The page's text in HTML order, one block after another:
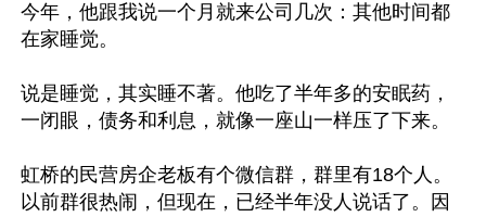
今年，他跟我说一个月就来公司几次：其他时间都
在家睡觉。
说是睡觉，其实睡不著。他吃了半年多的安眠药，
一闭眼，债务和利息，就像一座山一样压了下来。
虹桥的民营房企老板有个微信群，群里有18个人。
以前群很热闹，但现在，已经半年没人说话了。因